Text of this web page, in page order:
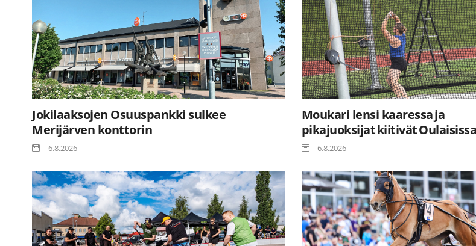
Jokilaaksojen Osuuspankki sulkee
Merijärven konttorin
6.8.2026
Moukari lensi kaaressa ja
pikajuoksijat kiitivät Oulaisissa
6.8.2026